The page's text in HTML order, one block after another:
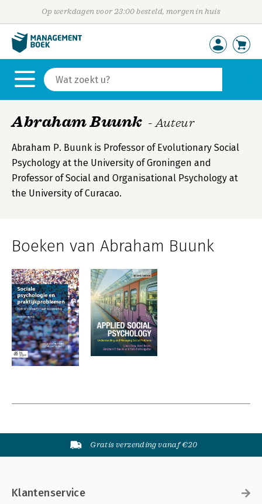
Op werkdagen voor 23:00 besteld, morgen in huis
Abraham Buunk - Auteur
Abraham P. Buunk is Professor of Evolutionary Social
Psychology at the University of Groningen and
Professor of Social and Organisational Psychology at
the University of Curacao.
Boeken van Abraham Buunk
Gratis verzending vanaf €20
Klantenservice